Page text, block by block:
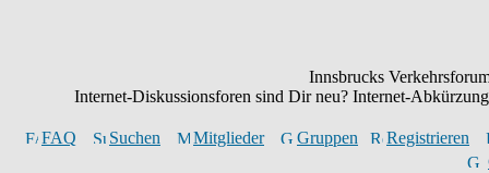
Innsbrucks
Internet-Diskussionsforen sind Dir neu? Internet-
FAQ Suchen Mitglieder Gruppen
Registrieren